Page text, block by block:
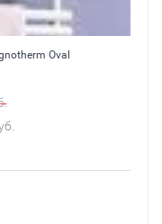
Oval